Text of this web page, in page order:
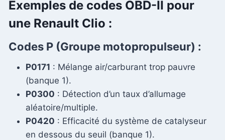
Exemples de codes OBD-II pour
une Renault Clio :
Codes P (Groupe motopropulseur) :
P0171 : Mélange air/carburant trop pauvre
(banque 1).
P0300 : Détection d’un taux d’allumage
aléatoire/multiple.
P0420 : Efficacité du système de catalyseur
en dessous du seuil (banque 1).